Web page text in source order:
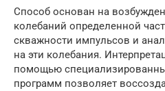
Способ основан на
колебаний определенной
скважности импульсов и
на эти колебания.
помощью
программ позволяет